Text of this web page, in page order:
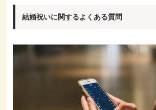
結婚祝いに関するよくある質問